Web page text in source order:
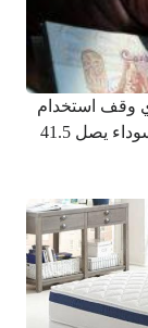
وقف استخدام
يصل 41.5